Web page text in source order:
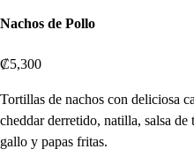
Nachos de Pollo
₡5,300
Tortillas de nachos con deliciosa
cheddar derretido, natilla, salsa de
gallo y papas fritas.